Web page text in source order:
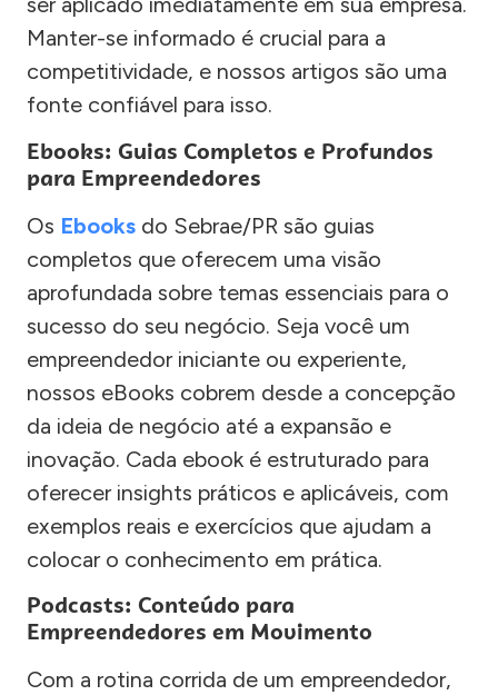
Manter-se informado é crucial para a
competitividade, e nossos artigos são uma
fonte confiável para isso.
Ebooks: Guias Completos e Profundos
para Empreendedores
Os Ebooks do Sebrae/PR são guias
completos que oferecem uma visão
aprofundada sobre temas essenciais para o
sucesso do seu negócio. Seja você um
empreendedor iniciante ou experiente,
nossos eBooks cobrem desde a concepção
da ideia de negócio até a expansão e
inovação. Cada ebook é estruturado para
oferecer insights práticos e aplicáveis, com
exemplos reais e exercícios que ajudam a
colocar o conhecimento em prática.
Podcasts: Conteúdo para
Empreendedores em Movimento
Com a rotina corrida de um empreendedor,